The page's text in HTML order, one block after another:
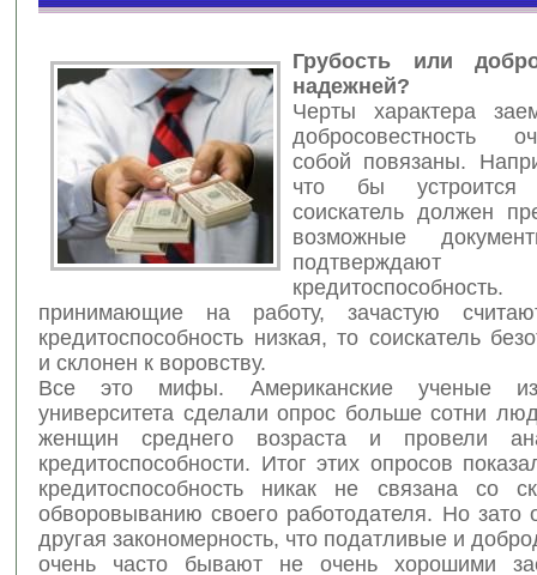
Грубость или
надежней?
Черты характера
добросовестность
собой повязаны.
что бы
соискатель должен
возможные
принимающие на работу, зачастую
кредитоспособность низкая, то соискатель
и склонен к воровству.
Все это мифы. Американские ученые из
университета сделали опрос больше сотни
женщин среднего возраста и провели
кредитоспособности. Итог этих опросов
кредитоспособность никак не связана со
обворовыванию своего работодателя. Но зато
другая закономерность, что податливые и
очень часто бывают не очень хорошими